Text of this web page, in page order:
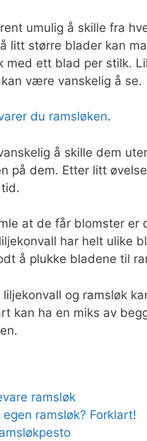
umulig å skille fra
litt større blader kan
med ett blad per stilk.
være vanskelig å se.
du ramsløken.
å skille dem
på dem. Etter litt
at de får blomster
har helt ulike
å plukke bladene til
og ramsløk
kan ha en miks av
ramsløk
ramsløk? Forklart!